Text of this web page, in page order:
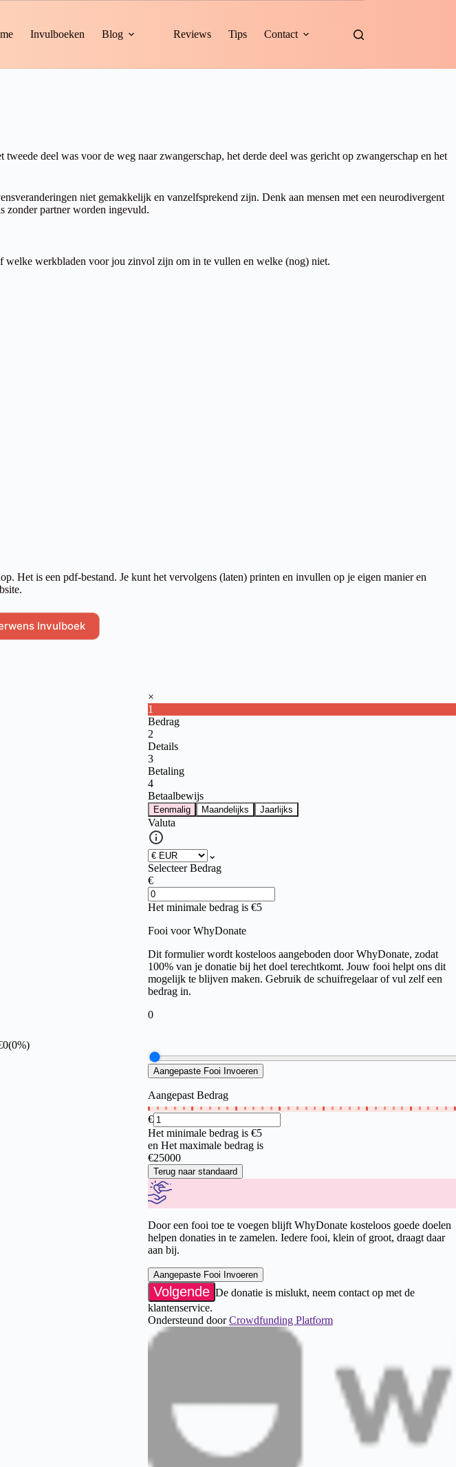
Invulboeken Blog Reviews Tips Contact
deel was voor de weg naar zwangerschap, het derde deel was gericht op zwangerschap en het
niet gemakkelijk en vanzelfsprekend zijn. Denk aan mensen met een neurodivergent
zonder partner worden ingevuld.
welke werkbladen voor jou zinvol zijn om in te vullen en welke (nog) niet.
is een pdf-bestand. Je kunt het vervolgens (laten) printen en invullen op je eigen manier en
Invulboek